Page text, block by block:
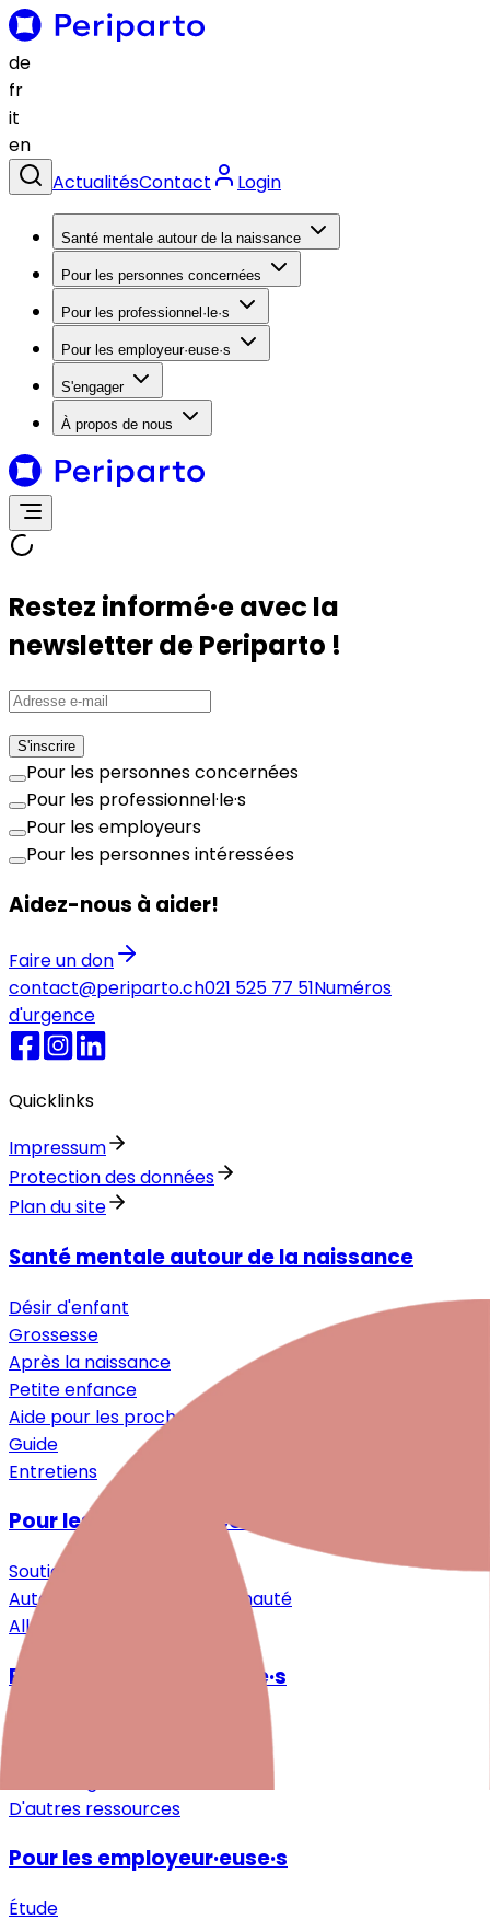
de
fr
it
en
ActualitésContact Login
Santé mentale autour de la naissance
Pour les personnes concernées
Pour les professionnel·le·s
Pour les employeur·euse·s
S'engager
À propos de nous
Restez informé·e avec la
newsletter de Periparto !
S'inscrire
Pour les personnes concernées
Pour les professionnel·le·s
Pour les employeurs
Pour les personnes intéressées
Aidez-nous à aider!
Faire un don
contact@periparto.ch021 525 77 51Numéros
d'urgence
Quicklinks
Impressum
Protection des données
Plan du site
Santé mentale autour de la naissance
Désir d'enfant
Grossesse
Après la naissance
Petite enfance
Aide pour les proches
Guide
Entretiens
Pour les personnes concernées
Soutien spécialisé
Auto-assistance & Communauté
Allègement & Soutien
Pour les professionnel·le·s
D'autres ressources
Pour les employeur·euse·s
Étude